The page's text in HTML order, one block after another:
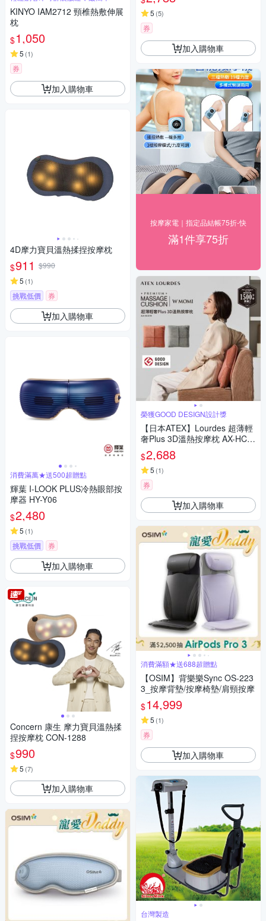
KINYO IAM2712 頸椎熱敷伸展
枕
$1,050
5 (1)
券
加入購物車
4D摩力寶貝溫熱揉捏按摩枕
$911 $990
5 (1)
挑戰低價 券
加入購物車
消費滿萬★送500超贈點
輝葉 I-LOOK PLUS冷熱眼部按
摩器 HY-Y06
$2,480
5 (1)
挑戰低價 券
加入購物車
Concern 康生 摩力寶貝溫熱揉
捏按摩枕 CON-1288
$990
5 (7)
加入購物車
5 (5)
券
加入購物車
按摩家電｜指定品結帳75折-快
滿1件享75折
榮獲GOOD DESIGN設計獎
【日本ATEX】Lourdes 超薄輕
奢Plus 3D溫熱按摩枕 AX-HC3
19 (橙棕色/霧灰色)
$2,688
5 (1)
券
加入購物車
消費滿額★送688超贈點
【OSIM】背樂樂Sync OS-223
3_按摩背墊/按摩椅墊/肩頸按摩
$14,999
5 (1)
券
加入購物車
台灣製造